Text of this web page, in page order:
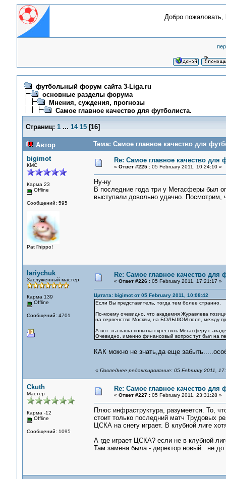
Добро пожаловать,
футбольный форум сайта 3-Liga.ru
основные разделы форума
Мнения, суждения, прогнозы
Самое главное качество для футболиста.
Страниц: 1 ... 14 15[16]
Автор
Тема: Самое главное качество для
bigimot
КМС
Карма 23
Offline
Сообщений: 595
Pat l'hippo!
Re: Самое главное качество для
« Ответ #225 :05 February 2011, 10:24:10 »
Ну-ну
В последние года три у Мегасферы был
выступали довольно удачно.
lariychuk
Заслуженный мастер
Карма 139
Offline
Сообщений: 4701
Re: Самое главное качество для
« Ответ #226 :05 February 2011, 17:21:17 »
Цитата: bigimot от 05 February 2011, 10:08:42
Если Вы представитель, тогда тем более странно.
По-моему очевидно, что академия Журавлева
на первенство Москвы, на БОЛЬШОМ поле, между
А вот эта ваша попытка скрестить Мегасферу с
Очевидно, именно финансовый вопрос тут был на
КАК можно не знать,да еще
« Последнее редактирование: 05 February 2011,
Ckuth
Мастер
Карма -12
Offline
Сообщений: 1095
Re: Самое главное качество для
« Ответ #227 :05 February 2011, 23:31:28 »
Плюс инфраструктура, разумеется. То,
стоит только последний матч Трудовых
ЦСКА на снегу играет. В клубной лиге
А где играет ЦСКА? если не в клубной
Там замена была - директор новый.. не